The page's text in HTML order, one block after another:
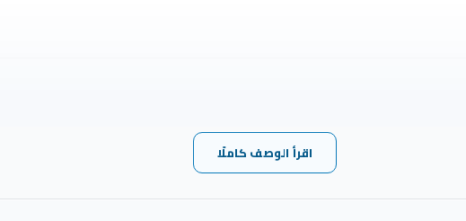
اقرأ الوصف كاملًا